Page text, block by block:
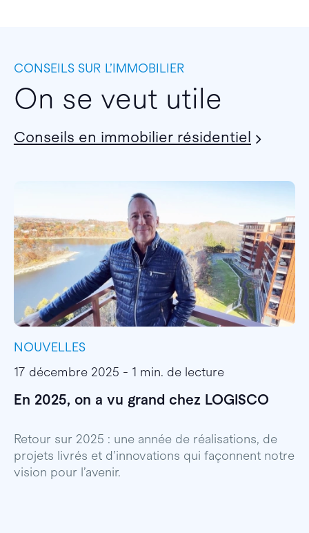
CONSEILS SUR L’IMMOBILIER
On se veut utile
Conseils en immobilier résidentiel
NOUVELLES
17 décembre 2025 - 1 min. de lecture
En 2025, on a vu grand chez LOGISCO
Retour sur 2025 : une année de réalisations, de
projets livrés et d’innovations qui façonnent notre
vision pour l’avenir.